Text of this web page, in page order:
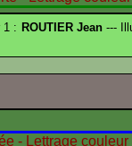
1 : ROUTIER Jean---